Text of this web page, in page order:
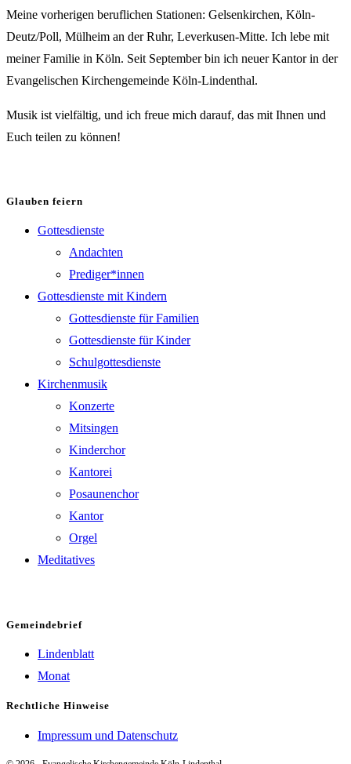
Meine vorherigen beruflichen Stationen: Gelsenkirchen, Köln-
Deutz/Poll, Mülheim an der Ruhr, Leverkusen-Mitte. Ich lebe mit
meiner Familie in Köln. Seit September bin ich neuer Kantor in der
Evangelischen Kirchengemeinde Köln-Lindenthal.
Musik ist vielfältig, und ich freue mich darauf, das mit Ihnen und
Euch teilen zu können!
Glauben feiern
Gottesdienste
Andachten
Prediger*innen
Gottesdienste mit Kindern
Gottesdienste für Familien
Gottesdienste für Kinder
Schulgottesdienste
Kirchenmusik
Konzerte
Mitsingen
Kinderchor
Kantorei
Posaunenchor
Kantor
Orgel
Meditatives
Gemeindebrief
Lindenblatt
Monat
Rechtliche Hinweise
Impressum und Datenschutz